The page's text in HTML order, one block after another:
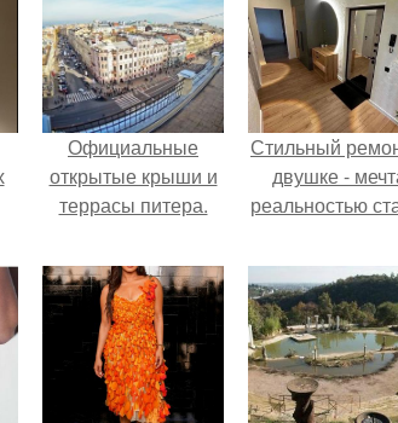
Официальные
открытые крыши и
террасы питера.
Стильный
двушке -
реальностью